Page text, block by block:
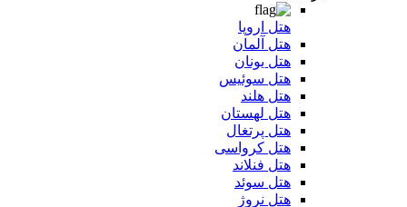
هتل اروپا
هتل آلمان
هتل یونان
هتل سوئیس
هتل هلند
هتل لهستان
هتل پرتغال
هتل کرواسی
هتل فنلاند
هتل سوئد
هتل نروژ